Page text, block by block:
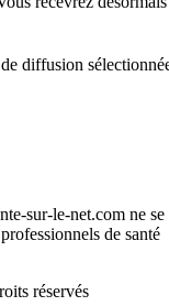
diffusion
sur-le-net.com ne se
de santé
réservés